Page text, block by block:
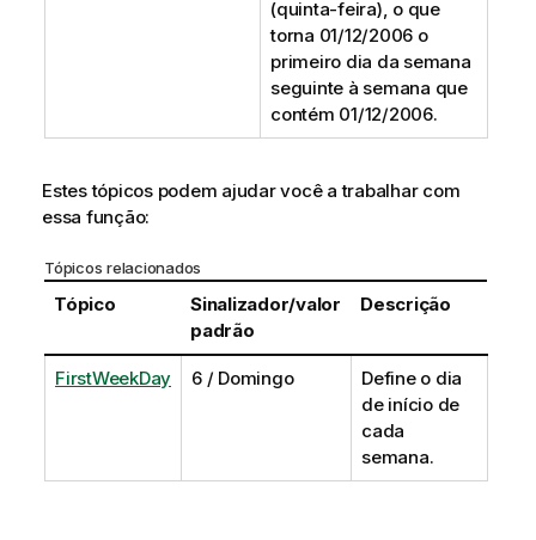
(quinta-feira), o que
torna 01/12/2006 o
primeiro dia da semana
seguinte à semana que
contém 01/12/2006.
Estes tópicos podem ajudar você a trabalhar com
essa função:
Tópicos relacionados
Tópico
Sinalizador/valor
padrão
Descrição
FirstWeekDay 6 / Domingo
Define o dia
de início de
cada
semana.